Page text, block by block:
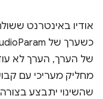
אודיו באינטרנט
של הערך, הערך לא
שהשינוי יתבצע